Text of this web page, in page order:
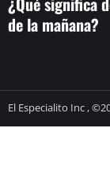
de la mañana?
El Especialito Inc ,